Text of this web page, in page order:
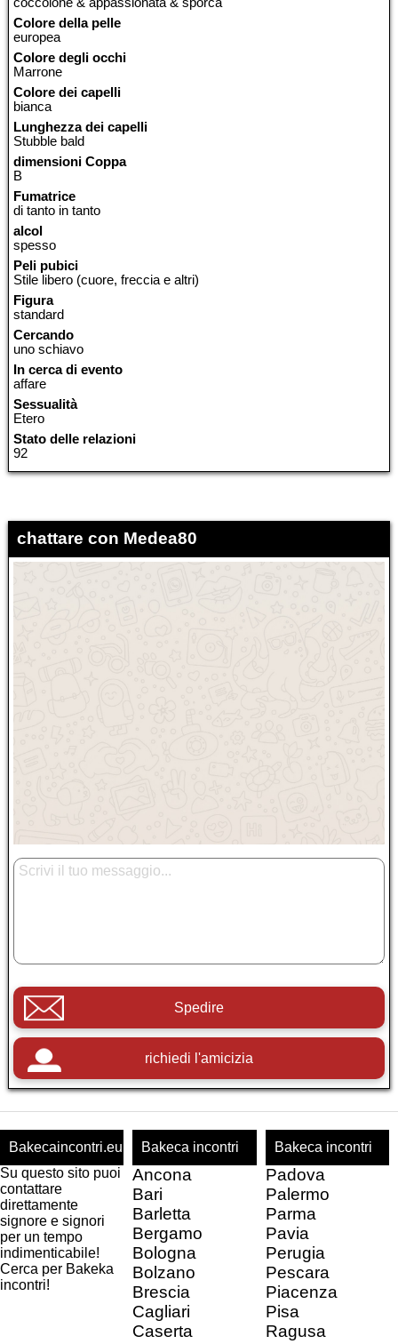
coccolone & appassionata & sporca
Colore della pelle
europea
Colore degli occhi
Marrone
Colore dei capelli
bianca
Lunghezza dei capelli
Stubble bald
dimensioni Coppa
B
Fumatrice
di tanto in tanto
alcol
spesso
Peli pubici
Stile libero (cuore, freccia e altri)
Figura
standard
Cercando
uno schiavo
In cerca di evento
affare
Sessualità
Etero
Stato delle relazioni
92
chattare con Medea80
Spedire
richiedi l'amicizia
Bakecaincontri.eu
Su questo sito puoi
contattare
direttamente
signore e signori
per un tempo
indimenticabile!
Cerca per Bakeka
incontri!
Bakeca incontri
Ancona
Bari
Barletta
Bergamo
Bologna
Bolzano
Brescia
Cagliari
Caserta
Bakeca incontri
Padova
Palermo
Parma
Pavia
Perugia
Pescara
Piacenza
Pisa
Ragusa